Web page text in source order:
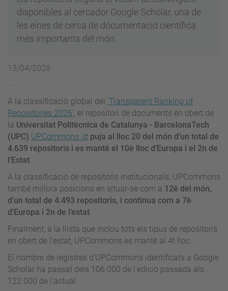
disponibles al cercador Google Scholar, una de
les eines de cerca de documentació científica
més importants del món.
13/04/2026
A la classificació global del ‘Transparent Ranking of
Repositories 2026’, el repositori de documents en obert de
la Universitat Politècnica de Catalunya - BarcelonaTech
(UPC) UPCommons
puja al lloc 20 del món d’un total de
4.639 repositoris i es manté el 10è lloc d'Europa i el 2n de
l’Estat.
A la classificació de repositoris institucionals, UPCommons
també millora posicions en situar-se com a 12è del món,
d’un total de 4.493 repositoris, i continua com a 7è
d'Europa i 2n de l’estat.
Finalment, a la llista que inclou tots els tipus de repositoris
en obert de l’estat, UPCommons es manté al 4t lloc.
El nombre de registres d’UPCommons identificats a Google
Scholar ha passat dels 106.000 de l'edició passada als
122.000 de l’actual.